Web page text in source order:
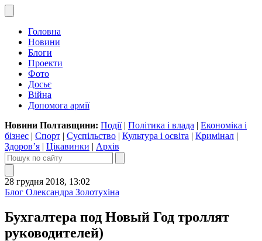
Головна
Новини
Блоги
Проекти
Фото
Досьє
Війна
Допомога армії
Новини Полтавщини: Події| Політика і влада | Економіка і
бізнес | Спорт | Суспільство | Культура і освіта | Кримінал |
Здоров’я | Цікавинки | Архів
28 грудня 2018, 13:02
Блог Олександра Золотухіна
Бухгалтера под Новый Год троллят
руководителей)